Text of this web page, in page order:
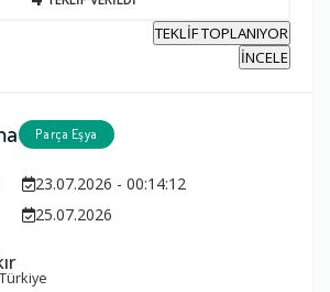
TEKLİF TOPLANIYOR
İNCELE
Parça Eşya
23.07.2026 - 00:14:12
25.07.2026